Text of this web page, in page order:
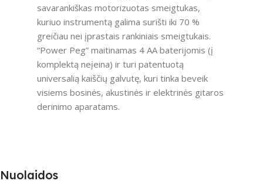
savarankiškas motorizuotas smeigtukas,
kuriuo instrumentą galima surišti iki 70 %
greičiau nei įprastais rankiniais smeigtukais.
“Power Peg” maitinamas 4 AA baterijomis (į
komplektą neįeina) ir turi patentuotą
universalią kaiščių galvutę, kuri tinka beveik
visiems bosinės, akustinės ir elektrinės gitaros
derinimo aparatams.
Nuolaidos